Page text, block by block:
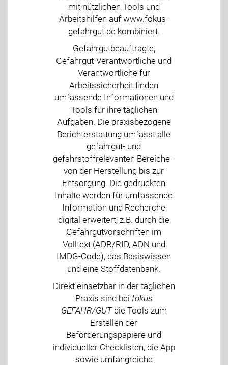
mit nützlichen Tools und
Arbeitshilfen auf www.fokus-
gefahrgut.de kombiniert.
Gefahrgutbeauftragte,
Gefahrgut-Verantwortliche und
Verantwortliche für
Arbeitssicherheit finden
umfassende Informationen und
Tools für ihre täglichen
Aufgaben. Die praxisbezogene
Berichterstattung umfasst alle
gefahrgut- und
gefahrstoffrelevanten Bereiche -
von der Herstellung bis zur
Entsorgung. Die gedruckten
Inhalte werden für umfassende
Information und Recherche
digital erweitert, z.B. durch die
Gefahrgutvorschriften im
Volltext (ADR/RID, ADN und
IMDG-Code), das Basiswissen
und eine Stoffdatenbank.
Direkt einsetzbar in der täglichen
Praxis sind bei fokus
GEFAHR/GUTdie Tools zum
Erstellen der
Beförderungspapiere und
individueller Checklisten, die App
sowie umfangreiche